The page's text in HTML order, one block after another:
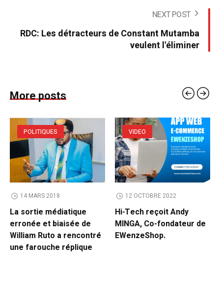
NEXT POST
RDC: Les détracteurs de Constant Mutamba
veulent l'éliminer
More posts
POLITIQUES
14 MARS 2018
La sortie médiatique
erronée et biaisée de
William Ruto a rencontré
une farouche réplique
VIDEO
12 OCTOBRE 2022
Hi-Tech reçoit Andy
MINGA, Co-fondateur de
EWenzeShop.